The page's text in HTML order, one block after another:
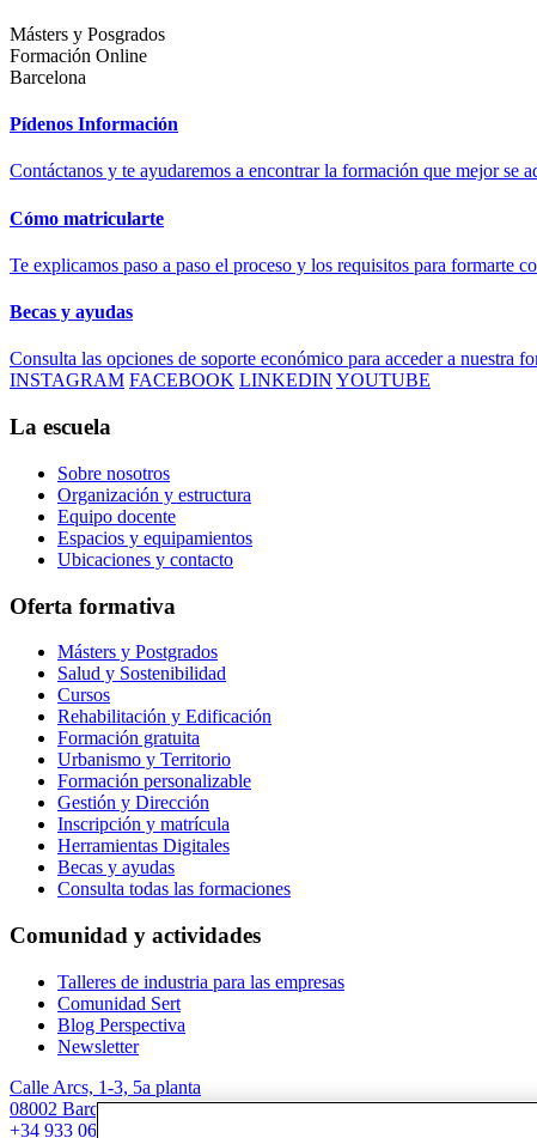
Másters y Posgrados
Formación Online
Barcelona
Pídenos Información
Contáctanos y te ayudaremos a encontrar la formación que mejor se
Cómo matricularte
Te explicamos paso a paso el proceso y los requisitos para formarte
Becas y ayudas
Consulta las opciones de soporte económico para acceder a nuestra
INSTAGRAM FACEBOOK LINKEDIN YOUTUBE
La escuela
Sobre nosotros
Organización y estructura
Equipo docente
Espacios y equipamientos
Ubicaciones y contacto
Oferta formativa
Másters y Postgrados
Salud y Sostenibilidad
Cursos
Rehabilitación y Edificación
Formación gratuita
Urbanismo y Territorio
Formación personalizable
Gestión y Dirección
Inscripción y matrícula
Herramientas Digitales
Becas y ayudas
Consulta todas las formaciones
Comunidad y actividades
Talleres de industria para las empresas
Comunidad Sert
Blog Perspectiva
Newsletter
Calle Arcs, 1-3, 5a planta
08002 Barcelona
+34 933 067 844